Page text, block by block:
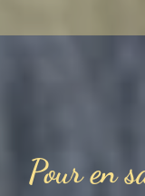
Pour en